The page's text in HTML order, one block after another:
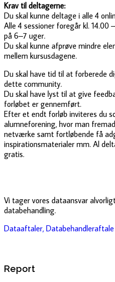
Krav til deltagerne:
Du skal kunne deltage i alle 4
Alle 4 sessioner foregår kl. 14.00
på 6–7 uger.
Du skal kunne afprøve mindre
mellem kursusdagene.
Du skal have tid til at forberede
dette community.
Du skal have lyst til at give
forløbet er gennemført.
Efter et endt forløb inviteres du
alumneforening, hvor man
netværke samt fortløbende få
inspirationsmaterialer mm. Al
gratis.
Vi tager vores dataansvar
databehandling.
Dataaftaler,
Report